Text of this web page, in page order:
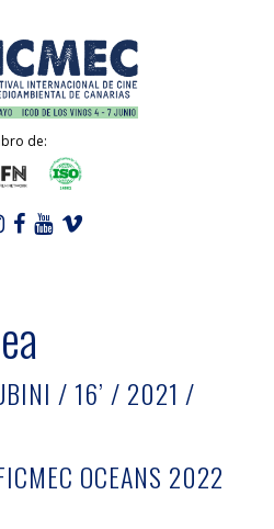
de:
/ 16’ / 2021 /
OCEANS 2022